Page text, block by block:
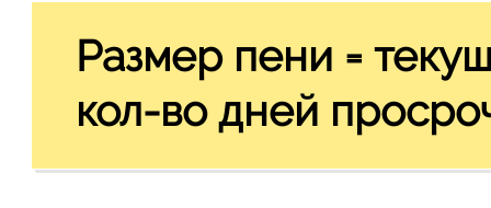
Размер пени =
кол-во дней